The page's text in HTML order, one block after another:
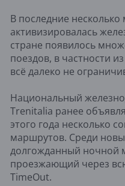
В последние
активизировалась
стране появилось
поездов, в частности
всё далеко не
Национальный
Trenitalia ранее
этого года несколько
маршрутов. Среди
долгожданный ночной
проезжающий через
TimeOut.